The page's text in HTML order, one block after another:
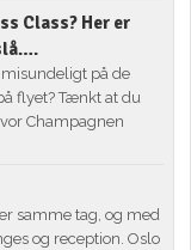
Class? Her er
på de
flyet? Tænkt at du
Champagnen
samme tag, og med
og reception. Oslo